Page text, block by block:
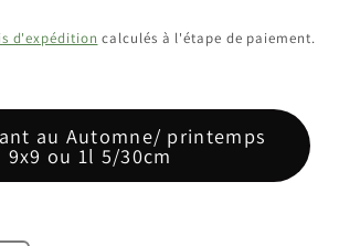
d'expédition calculés à l'étape de paiement.
au Automne/ printemps
9x9 ou 1l 5/30cm